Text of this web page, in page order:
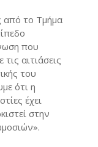
από το Τμήμα
που
αιτιάσεις
του
ότι η
έχει
στην